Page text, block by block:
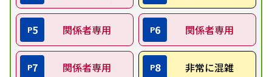
P5 関係者専用 P6 関係者専用
P7 関係者専用 P8 非常に混雑